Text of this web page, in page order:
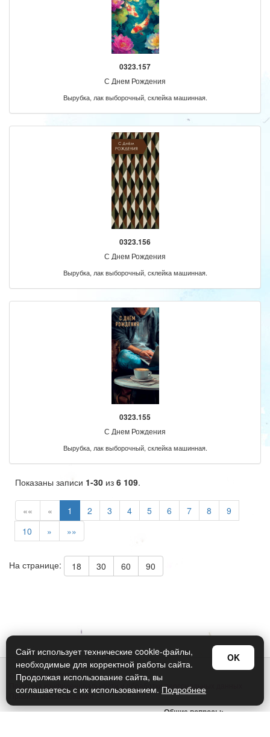
0323.157
С Днем Рождения
Вырубка, лак выборочный, склейка машинная.
0323.156
С Днем Рождения
Вырубка, лак выборочный, склейка машинная.
0323.155
С Днем Рождения
Вырубка, лак выборочный, склейка машинная.
Показаны записи 1-30 из 6 109.
«« « 1 2 3 4 5 6 7 8
9
10
» »»
На странице: 18 30 60 90
© Арт Дизайн 2026
Политика конфиденциальности и обработки персональных данных
Правила использования
Общие вопросы:
Сайт использует технические cookie-файлы,
необходимые для корректной работы сайта.
Продолжая использование сайта, вы
соглашаетесь с их использованием. Подробнее
OK